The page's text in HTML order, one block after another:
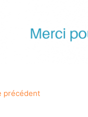
précédent